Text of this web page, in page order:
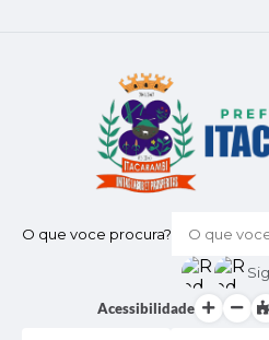
O que voce procura?
Acessibilidade